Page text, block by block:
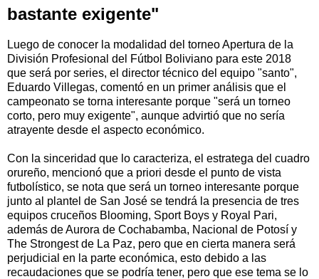
bastante exigente"
Luego de conocer la modalidad del torneo Apertura de la
División Profesional del Fútbol Boliviano para este 2018
que será por series, el director técnico del equipo "santo",
Eduardo Villegas, comentó en un primer análisis que el
campeonato se torna interesante porque "será un torneo
corto, pero muy exigente", aunque advirtió que no sería
atrayente desde el aspecto económico.
Con la sinceridad que lo caracteriza, el estratega del cuadro
orureño, mencionó que a priori desde el punto de vista
futbolístico, se nota que será un torneo interesante porque
junto al plantel de San José se tendrá la presencia de tres
equipos cruceños Blooming, Sport Boys y Royal Pari,
además de Aurora de Cochabamba, Nacional de Potosí y
The Strongest de La Paz, pero que en cierta manera será
perjudicial en la parte económica, esto debido a las
recaudaciones que se podría tener, pero que ese tema se lo